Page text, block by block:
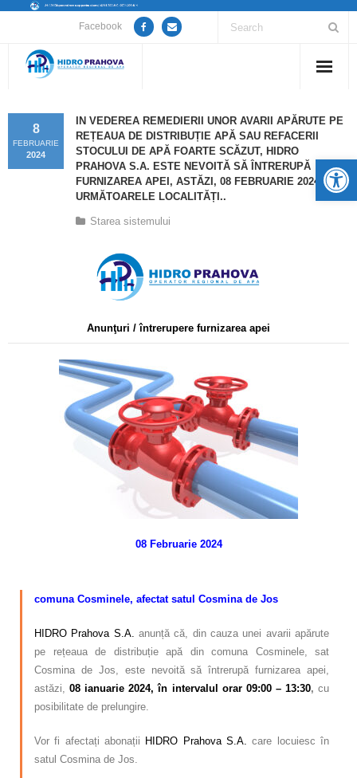
Facebook
Despre noi
Anunțuri lucrări / opriri apă
Guvernanță Corporativă
Informații de interes public
Calitatea apei
Comunicare
IN VEDEREA REMEDIERII UNOR AVARII APĂRUTE PE
REȚEAUA DE DISTRIBUȚIE APĂ SAU REFACERII
STOCULUI DE APĂ FOARTE SCĂZUT, HIDRO
PRAHOVA S.A. ESTE NEVOITĂ SĂ ÎNTRERUPĂ
FURNIZAREA APEI, ASTĂZI, 08 FEBRUARIE 2024, ÎN
URMĂTOARELE LOCALITĂȚI..
8
FEBRUARIE
2024
Starea sistemului
Anunţuri / întrerupere furnizarea apei
08 Februarie 2024
comuna Cosminele, afectat satul Cosmina de Jos
HIDRO Prahova S.A. anunță că, din cauza unei avarii apărute
pe rețeaua de distribuție apă din comuna Cosminele, sat
Cosmina de Jos, este nevoită să întrerupă furnizarea apei,
astăzi,08 ianuarie 2024, în intervalul orar 09:00 – 13:30, cu
posibilitate de prelungire.
Vor fi afectați abonații HIDRO Prahova S.A.
care locuiesc în
satul Cosmina de Jos.